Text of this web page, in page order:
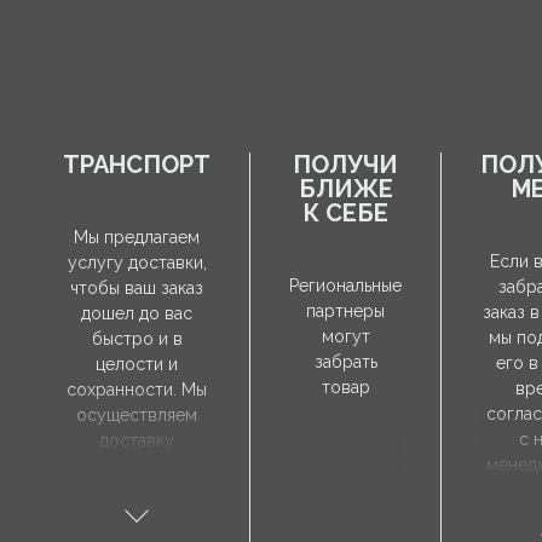
ТРАНСПОРТ
Мы предлагаем
услугу доставки,
чтобы ваш заказ
дошел до вас
быстро и в
целости и
сохранности. Мы
осуществляем
доставку
вами адресу, а
ПОЛУЧИ
БЛИЖЕ
К СЕБЕ
Региональные
партнеры
могут
забрать
товар
Если
заказ
мы
его в
с